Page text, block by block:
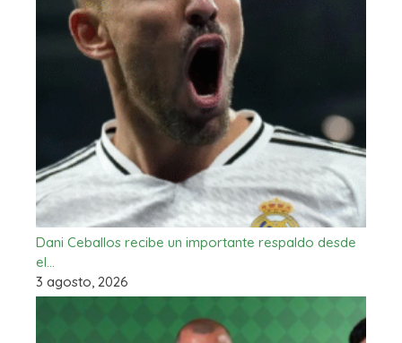
Dani Ceballos recibe un importante respaldo desde
el…
3 agosto, 2026